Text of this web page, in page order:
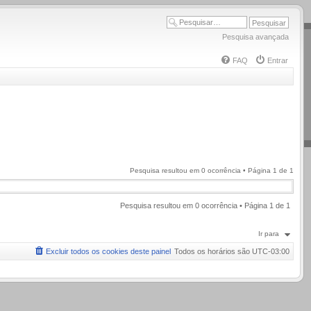
Pesquisa avançada
FAQ
Entrar
Pesquisa resultou em 0 ocorrência • Página 1 de 1
Pesquisa resultou em 0 ocorrência • Página 1 de 1
Ir para
Todos os horários são UTC-03:00
Excluir todos os cookies deste painel